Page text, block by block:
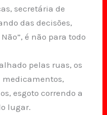
secretária de
das decisões,
é não para todo
pelas ruas, os
medicamentos,
esgoto correndo a
lugar.